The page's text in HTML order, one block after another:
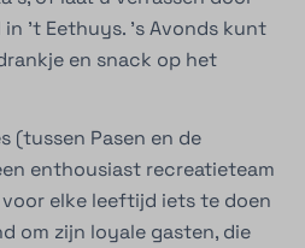
't Eethuys. ’s Avonds kunt
en snack op het
(tussen Pasen en de
enthousiast recreatieteam
elke leeftijd iets te doen
om zijn loyale gasten, die